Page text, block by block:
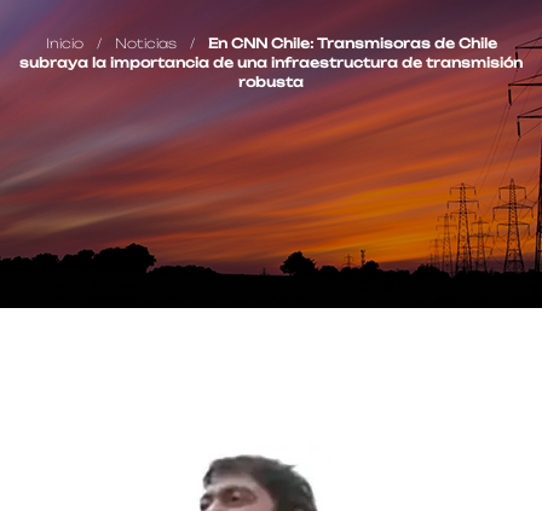
Inicio / Noticias /
En CNN Chile: Transmisoras de Chile
subraya la importancia de una infraestructura de transmisión
robusta